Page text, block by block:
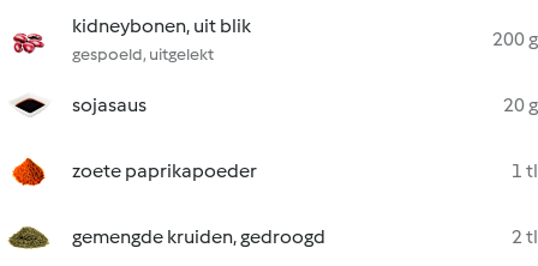
kidneybonen, uit blik
gespoeld, uitgelekt
200 g
sojasaus 20 g
zoete paprikapoeder 1 tl
gemengde kruiden, gedroogd 2 tl